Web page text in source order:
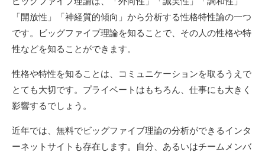
「開放性」「神経質的傾向」から分析する性格特性論の一つ
です。ビッグファイブ理論を知ることで、その人の性格や特
性などを知ることができます。
性格や特性を知ることは、コミュニケーションを取るうえで
とても大切です。プライベートはもちろん、仕事にも大きく
影響するでしょう。
近年では、無料でビッグファイブ理論の分析ができるインタ
ーネットサイトも存在します。自分、あるいはチームメンバ